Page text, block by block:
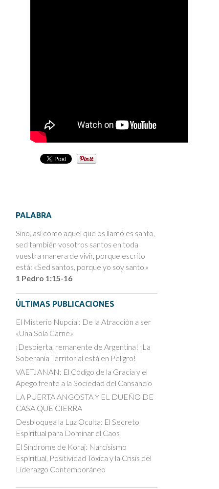
PALABRA
Sino, así como aquel que os llamó es santo,
sed también vosotros santos en toda
vuestra manera de vivir, porque escrito
está: «Sed santos, porque yo soy santo.»
1 Pedro 1:15-16
ÚLTIMAS PUBLICACIONES
El Misterio Nupcial: De la Atracción a ser
«Una Sola Carne»
¡Despierta, remanente de Argentina! ¡La
Soberanía Territorial está en Peligro!
VAETJANAN: El Código de la Gracia y el
Apego frente a la Sociedad del Cansancio
LA PUERTA ANGOSTA Y EL DUEÑO DE
CASA QUE CIERRA
Desbloquea la Luz Oculta: El Secreto
Espiritual para Dominar el Caos
El Síndrome de Koraj: Narcisismo
Espiritual, Positividad Tóxica y la Crisis del
Liderazgo Contemporáneo